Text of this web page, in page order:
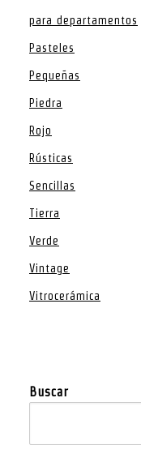
para departamentos
Pasteles
Pequeñas
Piedra
Rojo
Rústicas
Sencillas
Tierra
Verde
Vintage
Vitrocerámica
Buscar